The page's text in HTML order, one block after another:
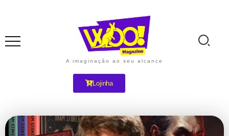
A imaginação ao seu alcance
Lojinha